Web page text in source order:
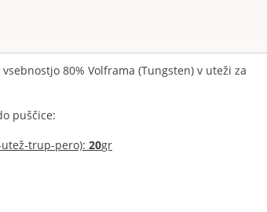
vsebnostjo 80% Volframa (Tungsten) v uteži za
puščice:
trup-pero): 20gr